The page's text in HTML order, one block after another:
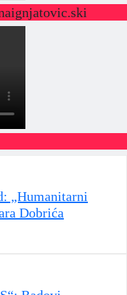
„Humanitarni
Dobrića